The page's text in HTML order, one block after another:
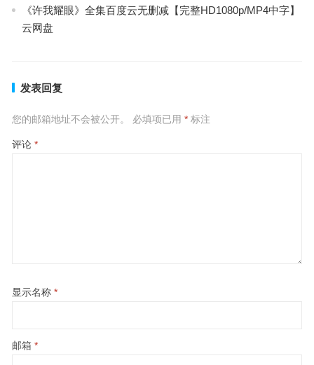
《许我耀眼》全集百度云无删减【完整HD1080p/MP4中字】
云网盘
发表回复
您的邮箱地址不会被公开。 必填项已用 *标注
评论 *
显示名称 *
邮箱 *